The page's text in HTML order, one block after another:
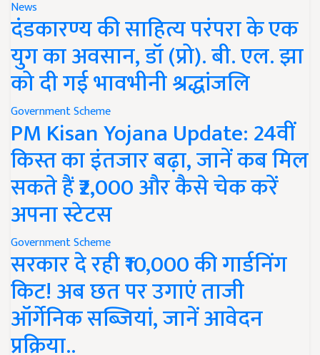
News
दंडकारण्य की साहित्य परंपरा के एक
युग का अवसान, डॉ (प्रो). बी. एल. झा
को दी गई भावभीनी श्रद्धांजलि
Government Scheme
PM Kisan Yojana Update: 24वीं
किस्त का इंतजार बढ़ा, जानें कब मिल
सकते हैं ₹2,000 और कैसे चेक करें
अपना स्टेटस
Government Scheme
सरकार दे रही ₹10,000 की गार्डनिंग
किट! अब छत पर उगाएं ताजी
ऑर्गेनिक सब्जियां, जानें आवेदन
प्रक्रिया..